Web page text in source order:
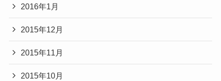
2016年1月
2015年12月
2015年11月
2015年10月